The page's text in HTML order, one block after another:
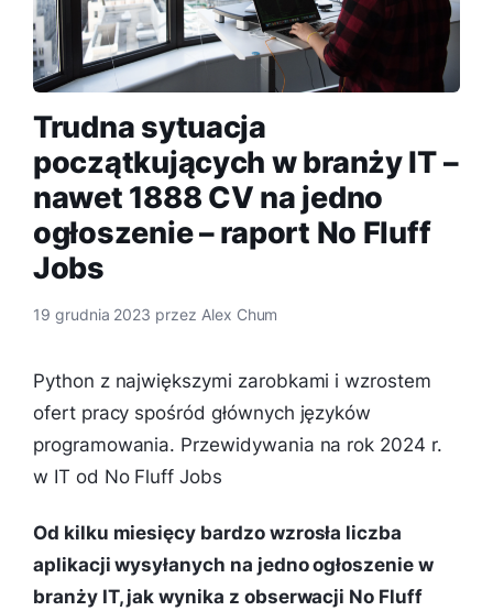
Trudna sytuacja
początkujących w branży IT –
nawet 1888 CV na jedno
ogłoszenie – raport No Fluff
Jobs
19 grudnia 2023 przez Alex Chum
Python z największymi zarobkami i wzrostem
ofert pracy spośród głównych języków
programowania. Przewidywania na rok 2024 r.
w IT od No Fluff Jobs
Od kilku miesięcy bardzo wzrosła liczba
aplikacji wysyłanych na jedno ogłoszenie w
branży IT, jak wynika z obserwacji No Fluff